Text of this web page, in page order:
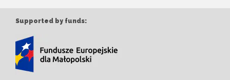
Supported by funds: